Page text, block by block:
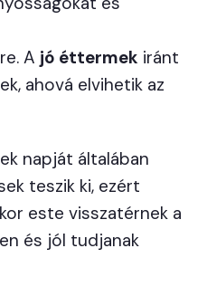
A jó éttermek iránt
ahová elvihetik az
napját általában
teszik ki, ezért
este visszatérnek a
és jól tudjanak